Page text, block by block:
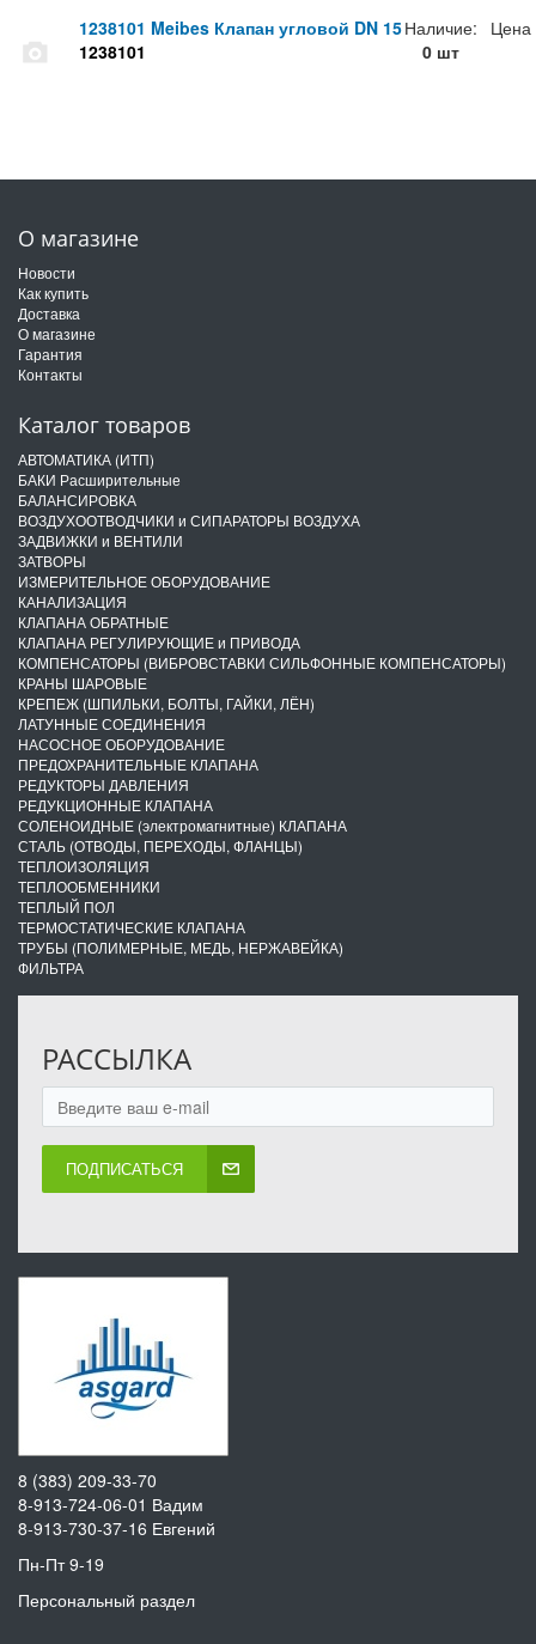
1238101 Meibes Клапан угловой DN 15
1238101
Наличие:
0 шт
Цена
О магазине
Новости
Как купить
Доставка
О магазине
Гарантия
Контакты
Каталог товаров
АВТОМАТИКА (ИТП)
БАКИ Расширительные
БАЛАНСИРОВКА
ВОЗДУХООТВОДЧИКИ и СИПАРАТОРЫ ВОЗДУХА
ЗАДВИЖКИ и ВЕНТИЛИ
ЗАТВОРЫ
ИЗМЕРИТЕЛЬНОЕ ОБОРУДОВАНИЕ
КАНАЛИЗАЦИЯ
КЛАПАНА ОБРАТНЫЕ
КЛАПАНА РЕГУЛИРУЮЩИЕ и ПРИВОДА
КОМПЕНСАТОРЫ (ВИБРОВСТАВКИ СИЛЬФОННЫЕ КОМПЕНСАТОРЫ)
КРАНЫ ШАРОВЫЕ
КРЕПЕЖ (ШПИЛЬКИ, БОЛТЫ, ГАЙКИ, ЛЁН)
ЛАТУННЫЕ СОЕДИНЕНИЯ
НАСОСНОЕ ОБОРУДОВАНИЕ
ПРЕДОХРАНИТЕЛЬНЫЕ КЛАПАНА
РЕДУКТОРЫ ДАВЛЕНИЯ
РЕДУКЦИОННЫЕ КЛАПАНА
СОЛЕНОИДНЫЕ (электромагнитные) КЛАПАНА
СТАЛЬ (ОТВОДЫ, ПЕРЕХОДЫ, ФЛАНЦЫ)
ТЕПЛОИЗОЛЯЦИЯ
ТЕПЛООБМЕННИКИ
ТЕПЛЫЙ ПОЛ
ТЕРМОСТАТИЧЕСКИЕ КЛАПАНА
ТРУБЫ (ПОЛИМЕРНЫЕ, МЕДЬ, НЕРЖАВЕЙКА)
ФИЛЬТРА
РАССЫЛКА
ПОДПИСАТЬСЯ
8 (383) 209-33-70
8-913-724-06-01 Вадим
8-913-730-37-16 Евгений
Пн-Пт 9-19
Персональный раздел